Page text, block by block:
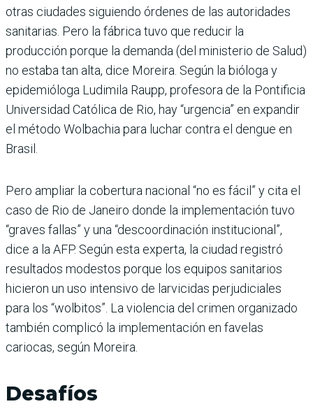
otras ciudades siguiendo órdenes de las autoridades
sanitarias. Pero la fábrica tuvo que reducir la
producción porque la demanda (del ministerio de Salud)
no estaba tan alta, dice Moreira. Según la bióloga y
epidemióloga Ludimila Raupp, profesora de la Pontificia
Universidad Católica de Rio, hay “urgencia” en expandir
el método Wolbachia para luchar contra el dengue en
Brasil.
Pero ampliar la cobertura nacional “no es fácil” y cita el
caso de Rio de Janeiro donde la implementación tuvo
“graves fallas” y una “descoordinación institucional”,
dice a la AFP. Según esta experta, la ciudad registró
resultados modestos porque los equipos sanitarios
hicieron un uso intensivo de larvicidas perjudiciales
para los “wolbitos”. La violencia del crimen organizado
también complicó la implementación en favelas
cariocas, según Moreira.
Desafíos